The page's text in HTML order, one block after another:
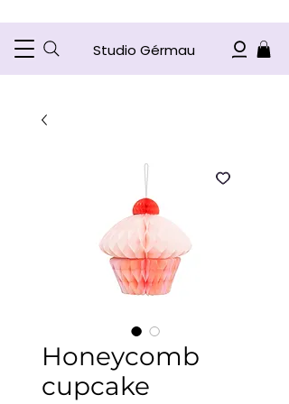
Studio Gérmau
Honeycomb
cupcake